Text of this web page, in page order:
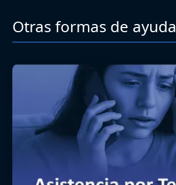
Otras formas de ayuda